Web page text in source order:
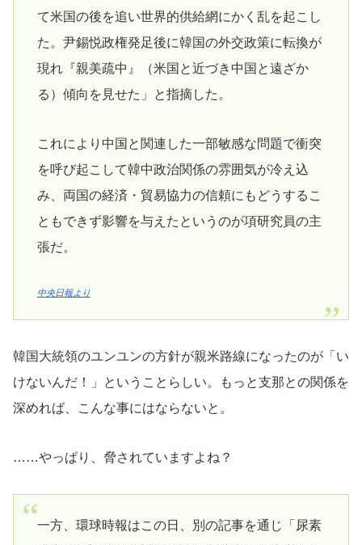
て米国の後を追い世界的供給網にかく乱を起こし
た。尹錫悦政権発足後に韓国の外交政策に転換が
現れ『親美疏中』（米国と近づき中国と遠ざか
る）傾向を見せた」と指摘した。
これにより中国と関連した一部敏感な問題で衝突
を呼び起こして韓中政治関係の雰囲気が冷え込
み、両国の経済・貿易協力の信頼にもどうするこ
ともできず影響を与えたというのが項研究員の主
張だ。
中央日報より
韓国大統領のユンユンの方針が親米路線になったのが「い
けないんだ！」ということらしい。もっと支那との関係を
深めれば、こんな事にはならないと。
……やっぱり、脅されていますよね？
一方、環球時報はこの日、別の記事を通じ「尿素